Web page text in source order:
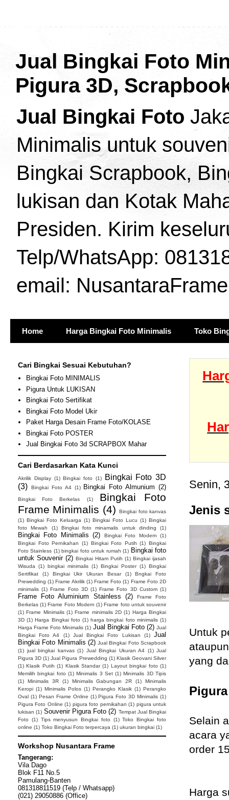
Jual Bingkai Foto
Pigura 3D,
Jual Bingkai Foto
Minimalis untuk
Bingkai Scrapbook,
lukisan dan Kotak
Presiden. Kirim
Telp/WhatsApp:
email:
Home Harga Bingkai Foto Minimalis Toko
Senin,
Jenis
Untuk
yang
Selain
acara
order
Harga
Cari Bingkai Sesuai Kebutuhan?
Bingkai Foto MINIMALIS
Pigura Untuk LUKISAN
Bingkai Foto Sertifikat
Bingkai Foto Model Ukir
Paket Harga Desain Frame Foto/KOLASE
Bingkai Foto POSTER
Jual Bingkai Foto 3d SCRAPBOX Mahar
Cari Berdasarkan Kata Kunci
Akrilik Display (1) Bingkai foto (1)
Bingkai Foto 3D
(3)
Bingkai Foto A4 (1) Bingkai Foto Almunium (2)
Bingkai Foto Berkelas (1)
Bingkai Foto
Frame Minimalis (4)
Bingkai foto kanvas
(1) Bingkai Foto Keluarga (1) Bingkai Foto Lucu (1) Bingkai
foto Mewah
(1) Bingkai foto minamalis untuk dinding (1)
Bingkai Foto Minimalis (2) Bingkai Foto Modern
(1)
Bingkai Foto Pernikahan
(1) Bingkai Foto Putih (1) Bingkai
Foto Stainless (1) bingkai foto untuk rumah (1) Bingkai foto
untuk Souvenir (2) Bingkai Hitam Putih (1) Bingkai ijasah
Wisuda
(1) bingkai minimalis (1) Bingkai Poster (1) Bingkai
Sertifikat
(1) Bingkai Ukir Ukuran Besar (1)
Bngkai Foto
Prewedding (1) Frame Akrilik (1) Frame Foto (1) Frame Foto 2D
minimalis (1) Frame Foto 3D (1) Frame Foto 3D Custom (1)
Frame Foto Aluminium Stainless (2)
Frame Foto
Berkelas (1) Frame Foto Modern (1) Frame foto untuk souvenir
(1) Frame Minimalis (1) Frame minimalis 2D (1) Harga Bingkai
3D (1) Harga Bingkai foto (1) harga bingkai foto minimalis (1)
Harga Frame Foto Minimalis (1) Jual Bingkai Foto (2) Jual
Bingkai Foto A4
(1) Jual Bingkai Foto Lukisan (1)
Jual
Bingkai Foto Minimalis (2) Jual Bingkai Foto Scrapbook
(1) jual bingkai kanvas (1) Jual Bingkai Ukuran A4 (1) Jual
Pigura 3D (1) Jual Pigura Prewedding (1) Klasik Geovani Silver
(1) Klasik Putih (1) Klasik Standar (1) Layout bingkai foto (1)
Memilih bingkai foto (1) Minimalis 3 Set (1) Minimalis 3D Tipis
(1)
Minimalis 3R (1) Minimalis Gabungan 2R (1)
Minimalis
Keropi (1) Minimalis Polos (1) Perangko Klasik (1) Perangko
Oval (1) Pesan Frame Online (1) Pigura Foto 3D Minimalis (1)
Pigura Foto Online (1) pigura foto pernikahan (1) pigura untuk
lukisan (1) Souvenir Pigura Foto (2) Tempat Jual Bingkai
Foto
(1) Tips menyusun Bingkai foto (1) Toko Bingkai foto
online (1) Toko Bingkai Foto terpercaya (1) ukuran bingkai (1)
Workshop Nusantara Frame
Tangerang:
Vila Dago
Blok F11 No.5
Pamulang-Banten
081318811519 (Telp / Whatsapp)
(021) 29050886 (Office)